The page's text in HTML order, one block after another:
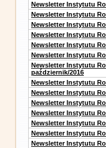
Newsletter Instytutu
Newsletter Instytutu
Newsletter Instytutu
Newsletter Instytutu
Newsletter Instytutu
Newsletter Instytutu
Newsletter Instytutu
październik/2016
Newsletter Instytutu
Newsletter Instytutu
Newsletter Instytutu
Newsletter Instytutu
Newsletter Instytutu
Newsletter Instytutu
Newsletter Instytutu